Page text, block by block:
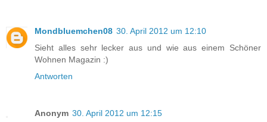
Mondbluemchen08 30. April 2012 um 12:10
Sieht alles sehr lecker aus und wie aus einem Schöner
Wohnen Magazin :)
Antworten
Anonym 30. April 2012 um 12:15